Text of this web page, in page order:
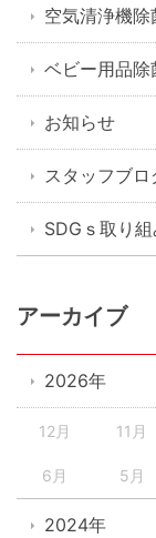
空気清浄機
ベビー用品
お知らせ
スタッフブロ
SDGｓ取り組
アーカイブ
2026年
12月 11月
6月 5月
2024年